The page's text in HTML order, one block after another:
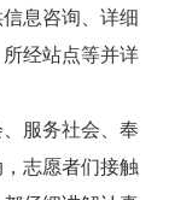
息咨询、详细
经站点等并详
服务社会、奉
志愿者们接触